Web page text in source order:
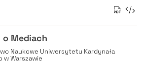
o Mediach
Naukowe Uniwersytetu Kardynała
Warszawie